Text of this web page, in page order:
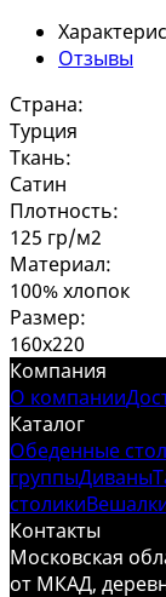
Отзывы
Страна:
Турция
Ткань:
Сатин
Плотность:
125 гр/м2
Материал:
100% хлопок
Размер:
160x220
Компания
О компании
Каталог
Обеденные
группыДиваны
столики
Контакты
Московская
от МКАД,